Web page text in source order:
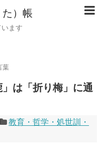
）帳
ます
葉
」は「折り梅」に通
教育・哲学・処世訓・